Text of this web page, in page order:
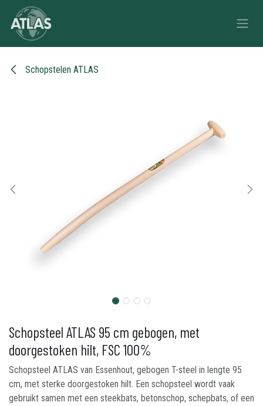
Overslaan naar inhoud
Schopstelen ATLAS
Schopsteel ATLAS 95 cm gebogen, met
doorgestoken hilt, FSC 100%
Schopsteel ATLAS van Essenhout, gebogen T-steel in lengte 95
cm, met sterke doorgestoken hilt. Een schopsteel wordt vaak
gebruikt samen met een steekbats, betonschop, schepbats, of een